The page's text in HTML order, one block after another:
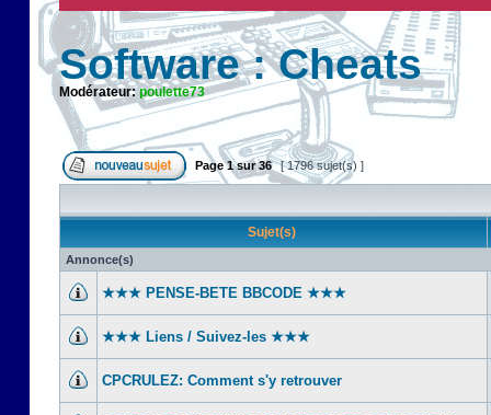
Software : Cheats
Modérateur:poulette73
Page1sur36 [ 1796 sujet(s) ]
Sujet(s)
Annonce(s)
★★★ PENSE-BETE BBCODE ★★★
★★★ Liens / Suivez-les ★★★
CPCRULEZ: Comment s'y retrouver‎